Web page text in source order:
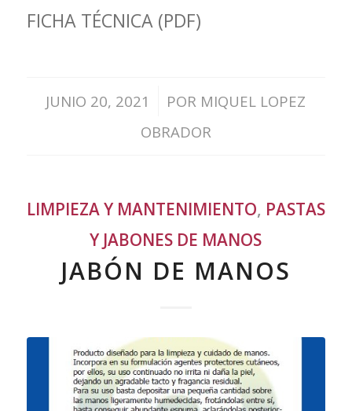
FICHA TÉCNICA (PDF)
JUNIO 20, 2021
/ POR MIQUEL LOPEZ
OBRADOR
LIMPIEZA Y MANTENIMIENTO, PASTAS
Y JABONES DE MANOS
JABÓN DE MANOS